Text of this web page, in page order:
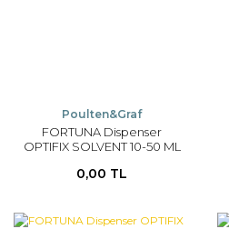
Poulten&Graf
FORTUNA Dispenser
OPTIFIX SOLVENT 10-50 ML
0,00 TL